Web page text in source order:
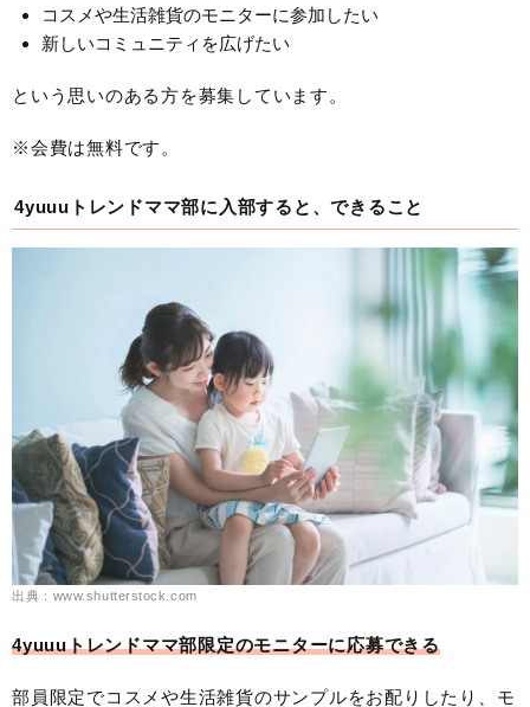
コスメや生活雑貨のモニターに参加したい
新しいコミュニティを広げたい
という思いのある方を募集しています。
※会費は無料です。
4yuuuトレンドママ部に入部すると、できること
出典：www.shutterstock.com
4yuuuトレンドママ部限定のモニターに応募できる
部員限定でコスメや生活雑貨のサンプルをお配りしたり、モ